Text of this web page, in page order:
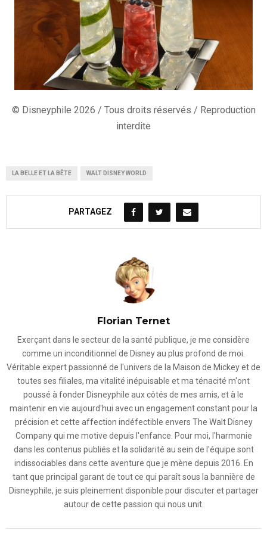
© Disneyphile 2026 / Tous droits réservés / Reproduction
interdite
LA BELLE ET LA BÊTE WALT DISNEY WORLD
PARTAGEZ
Florian Ternet
Exerçant dans le secteur de la santé publique, je me considère
comme un inconditionnel de Disney au plus profond de moi.
Véritable expert passionné de l'univers de la Maison de Mickey et de
toutes ses filiales, ma vitalité inépuisable et ma ténacité m'ont
poussé à fonder Disneyphile aux côtés de mes amis, et à le
maintenir en vie aujourd'hui avec un engagement constant pour la
précision et cette affection indéfectible envers The Walt Disney
Company qui me motive depuis l'enfance. Pour moi, l'harmonie
dans les contenus publiés et la solidarité au sein de l'équipe sont
indissociables dans cette aventure que je mène depuis 2016. En
tant que principal garant de tout ce qui paraît sous la bannière de
Disneyphile, je suis pleinement disponible pour discuter et partager
autour de cette passion qui nous unit.